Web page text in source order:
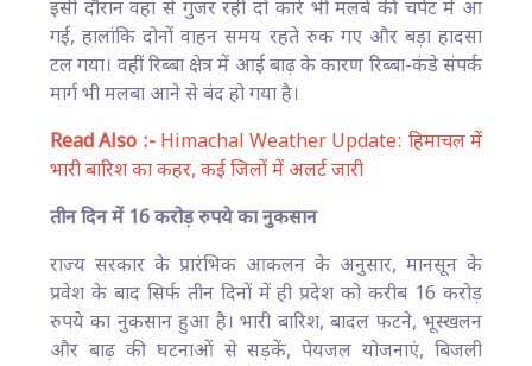
इसी दौरान वहां से गुजर रही दो कारें भी मलबे की चपेट में आ
गईं, हालांकि दोनों वाहन समय रहते रुक गए और बड़ा हादसा
टल गया। वहीं रिब्बा क्षेत्र में आई बाढ़ के कारण रिब्बा-कंडे संपर्क
मार्ग भी मलबा आने से बंद हो गया है।
Read Also :- Himachal Weather Update: हिमाचल में
भारी बारिश का कहर, कई जिलों में अलर्ट जारी
तीन दिन में 16 करोड़ रुपये का नुकसान
राज्य सरकार के प्रारंभिक आकलन के अनुसार, मानसून के
प्रवेश के बाद सिर्फ तीन दिनों में ही प्रदेश को करीब 16 करोड़
रुपये का नुकसान हुआ है। भारी बारिश, बादल फटने, भूस्खलन
और बाढ़ की घटनाओं से सड़कें, पेयजल योजनाएं, बिजली